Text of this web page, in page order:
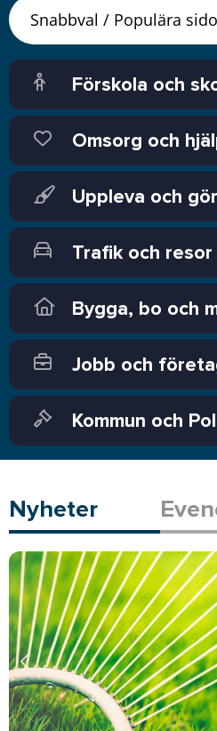
Förskola och
Omsorg och
Uppleva och
Trafik och resor
Bygga, bo och
Jobb och
Kommun och
Nyheter